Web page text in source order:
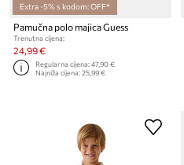
Extra -5% s kodom: OFF*
Pamučna polo majica Guess
Trenutna cijena:
24,99 €
Regularna cijena:47,90 €
Najniža cijena:25,99 €